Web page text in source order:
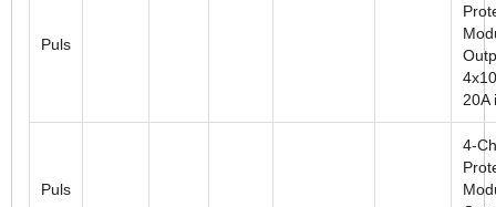
Puls
20A
Puls
4-